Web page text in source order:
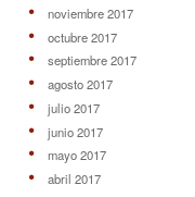
noviembre 2017
octubre 2017
septiembre 2017
agosto 2017
julio 2017
junio 2017
mayo 2017
abril 2017